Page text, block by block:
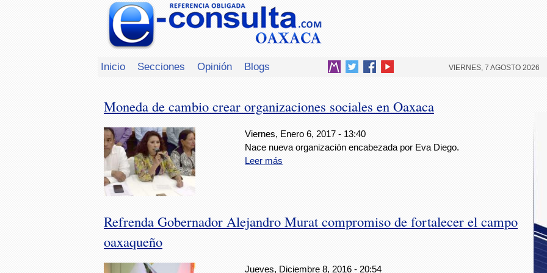
Inicio Secciones Opinión Blogs VIERNES, 7 AGOSTO 2026
Moneda de cambio crear organizaciones sociales en Oaxaca
Viernes, Enero 6, 2017 - 13:40
Nace nueva organización encabezada por Eva Diego.
Leer más
Refrenda Gobernador Alejandro Murat compromiso de fortalecer el campo
oaxaqueño
Jueves, Diciembre 8, 2016 - 20:54